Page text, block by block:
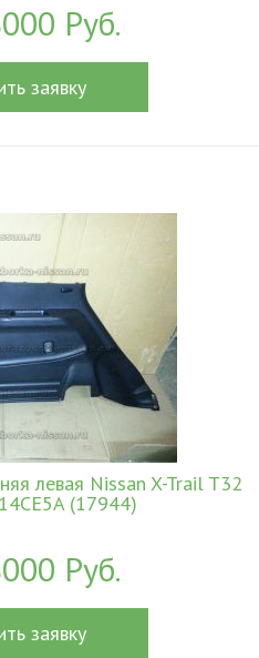
Руб.
заявку
левая Nissan X-Trail T32
(17944)
Руб.
заявку